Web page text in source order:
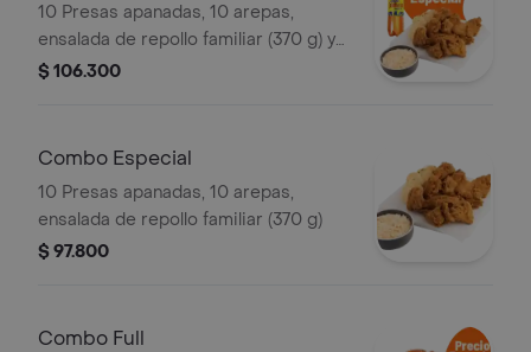
10 Presas apanadas, 10 arepas,
ensalada de repollo familiar (370 g) y
gaseosa (1.5 litros)
$ 106.300
Combo Especial
10 Presas apanadas, 10 arepas,
ensalada de repollo familiar (370 g)
$ 97.800
Combo Full